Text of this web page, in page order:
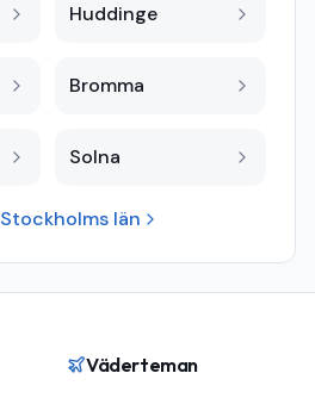
Huddinge
Bromma
Solna
Stockholms län
Väderteman